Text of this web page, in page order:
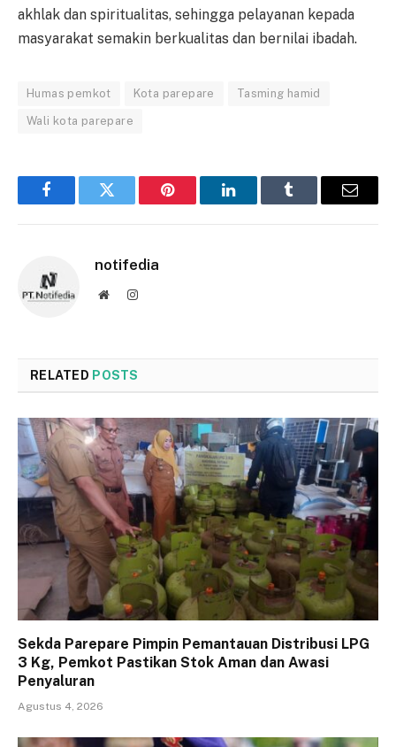
akhlak dan spiritualitas, sehingga pelayanan kepada
masyarakat semakin berkualitas dan bernilai ibadah.
Humas pemkot Kota parepare Tasming hamid
Wali kota parepare
FacebookTwitter Pinterest LinkedInTumblr Email
notifedia
WebsiteInstagram
RELATED POSTS
Sekda Parepare Pimpin Pemantauan Distribusi LPG
3 Kg, Pemkot Pastikan Stok Aman dan Awasi
Penyaluran
Agustus 4, 2026